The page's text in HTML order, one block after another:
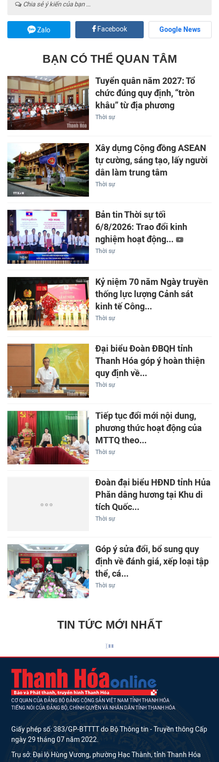
Chia sẻ ý kiến của bạn ...
Zalo Facebook Google News
BẠN CÓ THỂ QUAN TÂM
Tuyển quân năm 2027: Tổ
chức đúng quy định, “tròn
khâu” từ địa phương
Thời sự
Xây dựng Cộng đồng ASEAN
tự cường, sáng tạo, lấy người
dân làm trung tâm
Thời sự
Bản tin Thời sự tối
6/8/2026: Trao đổi kinh
nghiệm hoạt động...
Thời sự
Kỷ niệm 70 năm Ngày truyền
thống lực lượng Cảnh sát
kinh tế Công...
Thời sự
Đại biểu Đoàn ĐBQH tỉnh
Thanh Hóa góp ý hoàn thiện
quy định về...
Thời sự
Tiếp tục đổi mới nội dung,
phương thức hoạt động của
MTTQ theo...
Thời sự
Đoàn đại biểu HĐND tỉnh Hủa
Phăn dâng hương tại Khu di
tích Quốc...
Thời sự
Góp ý sửa đổi, bổ sung quy
định về đánh giá, xếp loại tập
thể, cá...
Thời sự
TIN TỨC MỚI NHẤT
CƠ QUAN CỦA ĐẢNG BỘ ĐẢNG CỘNG SẢN VIỆT NAM TỈNH THANH HÓA
TIẾNG NÓI CỦA ĐẢNG BỘ, CHÍNH QUYỀN VÀ NHÂN DÂN TỈNH THANH HÓA
Giấy phép số: 383/GP-BTTTT do Bộ Thông tin - Truyền thông Cấp
ngày 29 tháng 07 năm 2022.
Trụ sở: Đại lộ Hùng Vương, phường Hạc Thành, tỉnh Thanh Hóa